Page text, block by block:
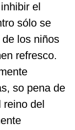
el
sólo se
los niños
refresco.
so pena de
reino del